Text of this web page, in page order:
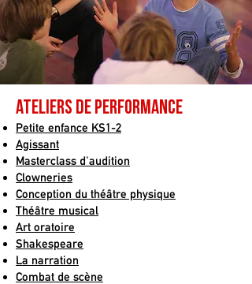
ateliers de performance
Petite enfance KS1-2
Agissant
Masterclass d'audition
Clowneries
Conception du théâtre physique
Théâtre musical
Art oratoire
Shakespeare
La narration
Combat de scène